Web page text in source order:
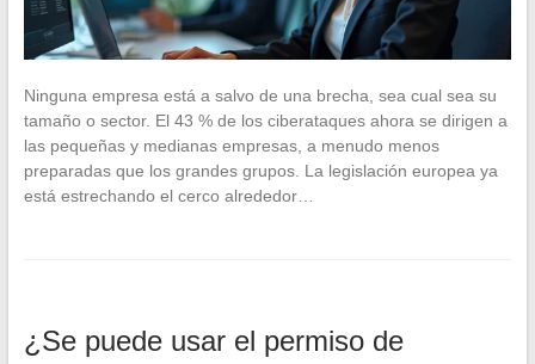
Ninguna empresa está a salvo de una brecha, sea cual sea su
tamaño o sector. El 43 % de los ciberataques ahora se dirigen a
las pequeñas y medianas empresas, a menudo menos
preparadas que los grandes grupos. La legislación europea ya
está estrechando el cerco alrededor…
¿Se puede usar el permiso de